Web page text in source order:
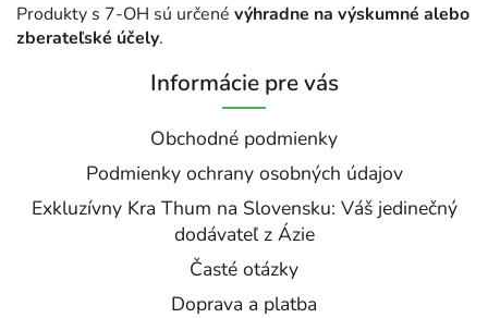
Produkty s 7-OH sú určené výhradne na výskumné alebo
zberateľské účely.
Informácie pre vás
Obchodné podmienky
Podmienky ochrany osobných údajov
Exkluzívny Kra Thum na Slovensku: Váš jedinečný
dodávateľ z Ázie
Časté otázky
Doprava a platba